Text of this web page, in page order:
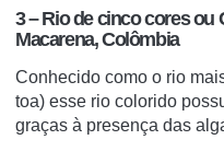
3 – Rio de cinco cores ou
Macarena, Colômbia
Conhecido como o rio
toa) esse rio colorido
graças à presença das